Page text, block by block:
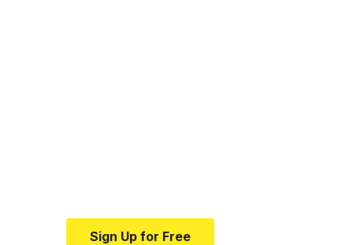
Sign Up for Free